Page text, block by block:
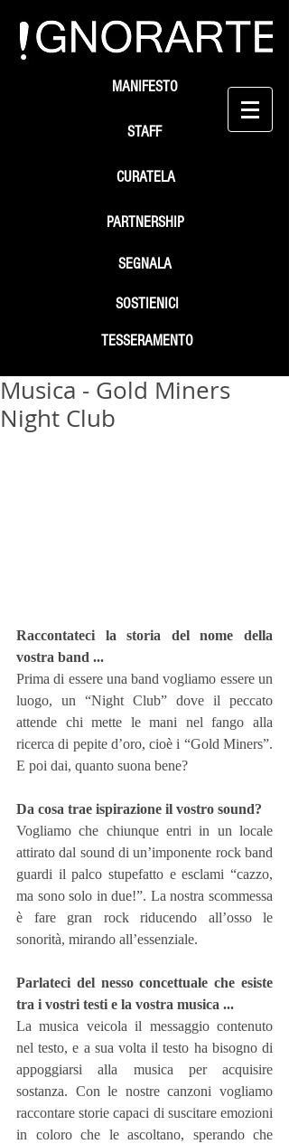
STAFF
SEGNALA
SOSTIENICI
MANIFESTO
PARTNERSHIP
TESSERAMENTO
CURATELA
Musica - Gold Miners
Night Club
Raccontateci la storia del nome della
vostra band ...
Prima di essere una band vogliamo essere un
luogo, un “Night Club” dove il peccato
attende chi mette le mani nel fango alla
ricerca di pepite d’oro, cioè i “Gold Miners”.
E poi dai, quanto suona bene?
Da cosa trae ispirazione il vostro sound?
Vogliamo che chiunque entri in un locale
attirato dal sound di un’imponente rock band
guardi il palco stupefatto e esclami “cazzo,
ma sono solo in due!”. La nostra scommessa
è fare gran rock riducendo all’osso le
sonorità, mirando all’essenziale.
Parlateci del nesso concettuale che esiste
tra i vostri testi e la vostra musica ...
La musica veicola il messaggio contenuto
nel testo, e a sua volta il testo ha bisogno di
appoggiarsi alla musica per acquisire
sostanza. Con le nostre canzoni vogliamo
raccontare storie capaci di suscitare emozioni
in coloro che le ascoltano, sperando che